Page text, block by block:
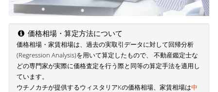
価格相場・算定方法について
価格相場・家賃相場は、過去の実取引データに対して回帰分析
(Regression Analysis)を用いて算定したもので、 不動産鑑定士な
どの専門家が実際に価格査定を行う際と同等の算定手法を適用し
ています。
ウチノカチが提供するウィスタリアKの価格相場、家賃相場は中